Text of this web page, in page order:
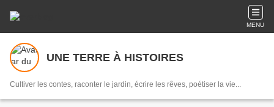
MENU
UNE TERRE À HISTOIRES
Cultiver les contes, raconter le jardin, écrire les rêves, poétiser la vie...